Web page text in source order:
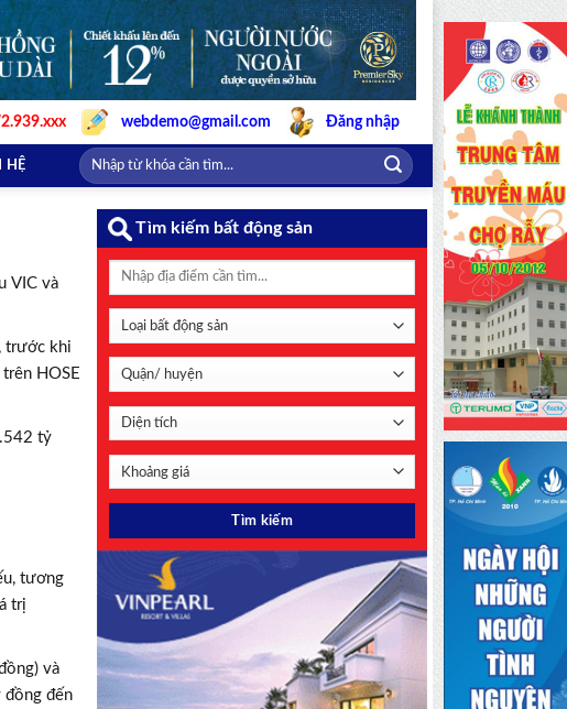
webdemo@gmail.com Đăng nhập
HỆ
VIC và
trước khi
HOSE
tỷ
tương
trị
và
đồng đến
Tìm kiếm bất động sản